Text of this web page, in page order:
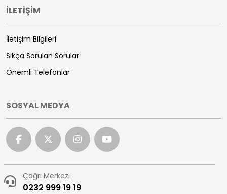
İLETİŞİM
İletişim Bilgileri
Sıkça Sorulan Sorular
Önemli Telefonlar
SOSYAL MEDYA
Çağrı Merkezi
0232 999 19 19